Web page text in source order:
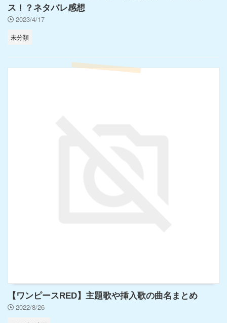
ス！？ネタバレ感想
2023/4/17
未分類
【ワンピースRED】主題歌や挿入歌の曲名まとめ
2022/8/26